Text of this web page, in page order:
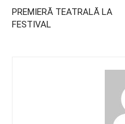
PREMIERĂ TEATRALĂ LA
FESTIVAL